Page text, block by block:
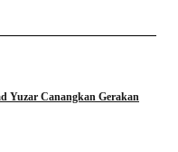
Yuzar Canangkan Gerakan